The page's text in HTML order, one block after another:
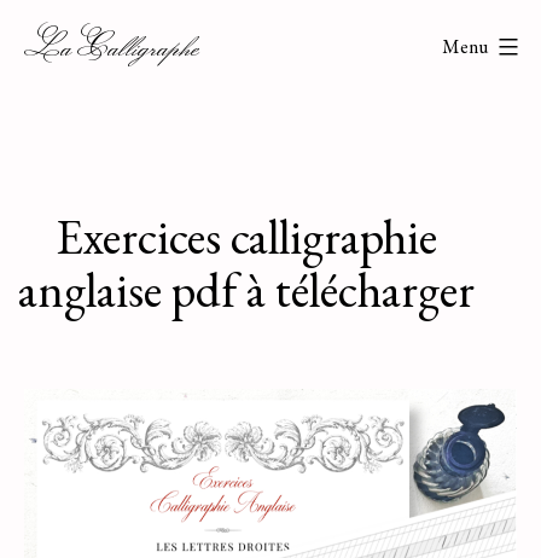
Aller
La Calligraphe Menu
Exercices calligraphie
anglaise pdf à télécharger